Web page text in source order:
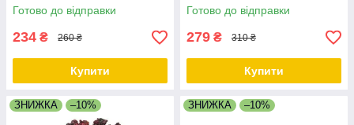
Готово до відправки
234 ₴ 260 ₴
Купити
Готово до відправки
279 ₴ 310 ₴
Купити
ЗНИЖКА –10% ЗНИЖКА –10%